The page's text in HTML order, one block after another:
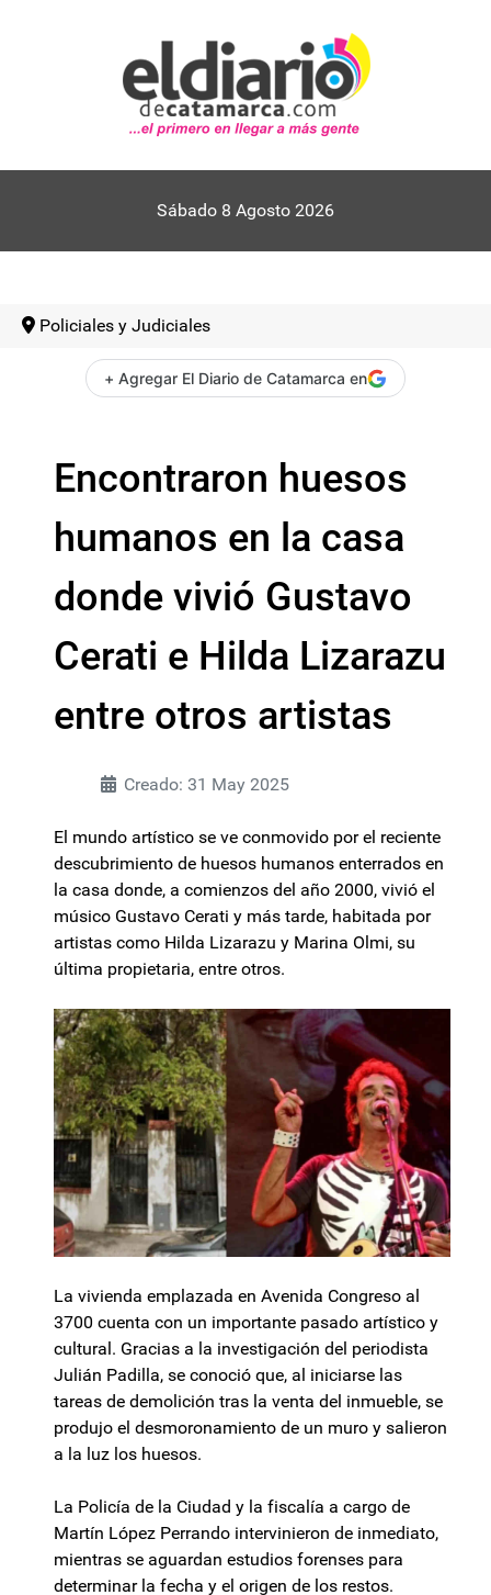
Sábado 8 Agosto 2026
Policiales y Judiciales
+ Agregar El Diario de Catamarca en
Encontraron huesos
humanos en la casa
donde vivió Gustavo
Cerati e Hilda Lizarazu
entre otros artistas
Creado: 31 May 2025
El mundo artístico se ve conmovido por el reciente
descubrimiento de huesos humanos enterrados en
la casa donde, a comienzos del año 2000, vivió el
músico Gustavo Cerati y más tarde, habitada por
artistas como Hilda Lizarazu y Marina Olmi, su
última propietaria, entre otros.
La vivienda emplazada en Avenida Congreso al
3700 cuenta con un importante pasado artístico y
cultural. Gracias a la investigación del periodista
Julián Padilla, se conoció que, al iniciarse las
tareas de demolición tras la venta del inmueble, se
produjo el desmoronamiento de un muro y salieron
a la luz los huesos.
La Policía de la Ciudad y la fiscalía a cargo de
Martín López Perrando intervinieron de inmediato,
mientras se aguardan estudios forenses para
determinar la fecha y el origen de los restos.